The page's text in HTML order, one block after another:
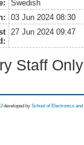
Swedish
03 Jun 2024 08:30
27 Jun 2024 09:47
Staff
developed by School of Electronics